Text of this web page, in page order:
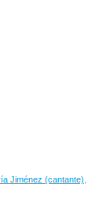
Jiménez (cantante)